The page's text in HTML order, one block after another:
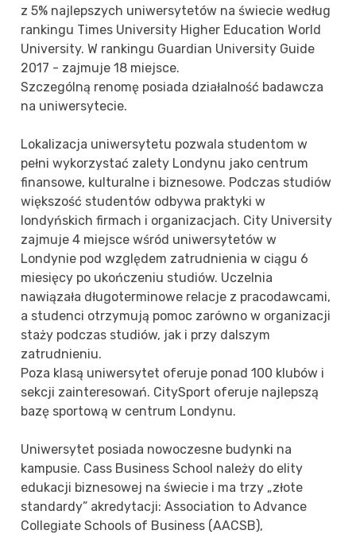
z 5% najlepszych uniwersytetów na świecie według
rankingu Times University Higher Education World
University. W rankingu Guardian University Guide
2017 - zajmuje 18 miejsce.
Szczególną renomę posiada działalność badawcza
na uniwersytecie.
Lokalizacja uniwersytetu pozwala studentom w
pełni wykorzystać zalety Londynu jako centrum
finansowe, kulturalne i biznesowe. Podczas studiów
większość studentów odbywa praktyki w
londyńskich firmach i organizacjach. City University
zajmuje 4 miejsce wśród uniwersytetów w
Londynie pod względem zatrudnienia w ciągu 6
miesięcy po ukończeniu studiów. Uczelnia
nawiązała długoterminowe relacje z pracodawcami,
a studenci otrzymują pomoc zarówno w organizacji
staży podczas studiów, jak i przy dalszym
zatrudnieniu.
Poza klasą uniwersytet oferuje ponad 100 klubów i
sekcji zainteresowań. CitySport oferuje najlepszą
bazę sportową w centrum Londynu.
Uniwersytet posiada nowoczesne budynki na
kampusie. Cass Business School należy do elity
edukacji biznesowej na świecie i ma trzy „złote
standardy” akredytacji: Association to Advance
Collegiate Schools of Business (AACSB),